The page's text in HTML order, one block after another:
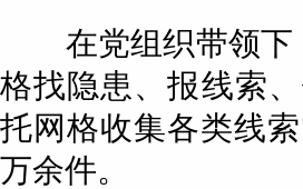
在党组织带领下
格找隐患、报线索
托网格收集各类线
万余件。